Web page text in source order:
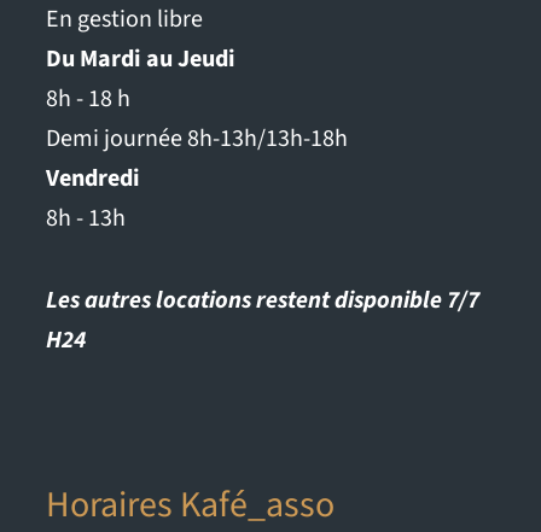
En gestion libre
Du Mardi au Jeudi
8h - 18 h
Demi journée 8h-13h/13h-18h
Vendredi
8h - 13h
Les autres locations restent disponible 7/7
H24
Horaires Kafé_asso